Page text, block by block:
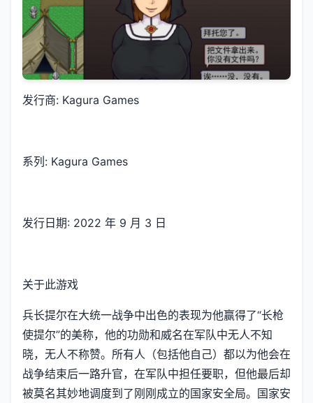
发行商: Kagura Games
系列: Kagura Games
发行日期: 2022 年 9 月 3 日
关于此游戏
兵长提尔在大统一战争中出色的表现为他赢得了“长枪
使提尔”的美称，他的功勋和威名在军队中无人不知
晓，无人不称赞。所有人（包括他自己）都以为他会在
战争结束后一路升官，在军队中担任要职，但他最后却
被莫名其妙地调度到了刚刚成立的国家安全局。国家安